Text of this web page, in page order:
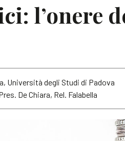
l’onere
Università degli Studi di Padova
De Chiara, Rel. Falabella